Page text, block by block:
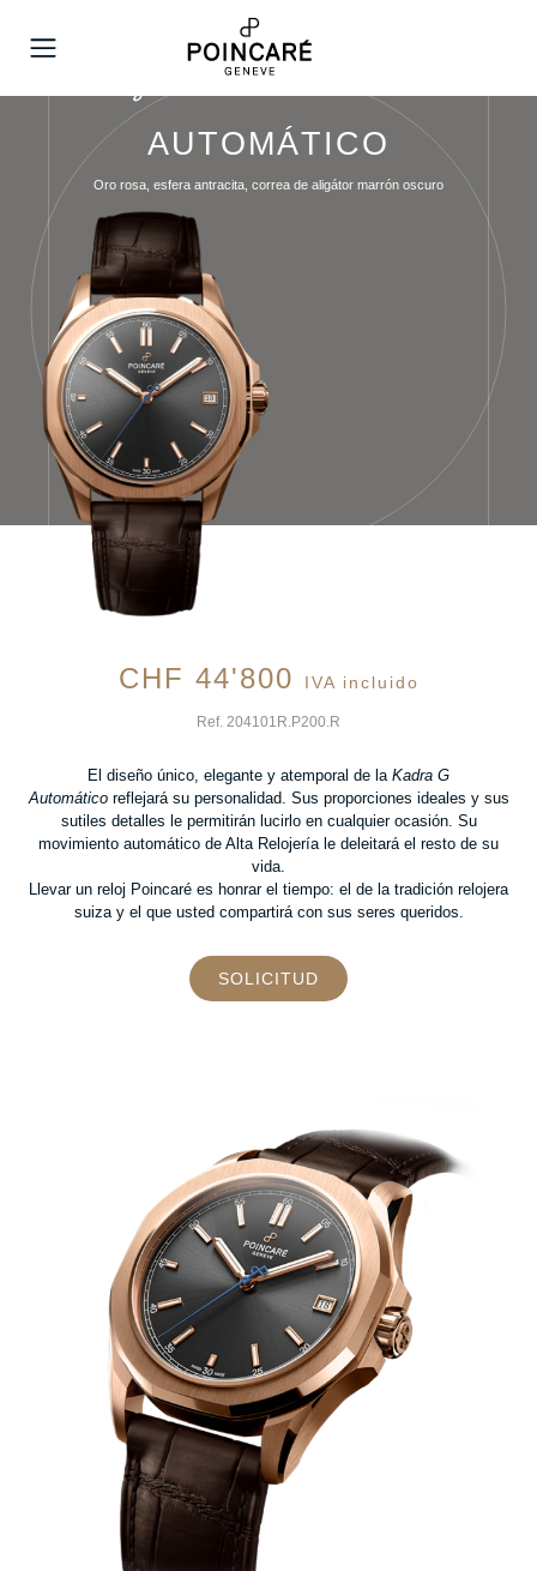
AUTOMÁTICO
Oro rosa, esfera antracita, correa de aligátor marrón oscuro
CHF 44'800 IVA incluido
Ref. 204101R.P200.R
El diseño único, elegante y atemporal de la Kadra G
Automáticoreflejará su personalidad. Sus proporciones ideales y sus
sutiles detalles le permitirán lucirlo en cualquier ocasión. Su
movimiento automático de Alta Relojería le deleitará el resto de su
vida.
Llevar un reloj Poincaré es honrar el tiempo: el de la tradición relojera
suiza y el que usted compartirá con sus seres queridos.
SOLICITUD